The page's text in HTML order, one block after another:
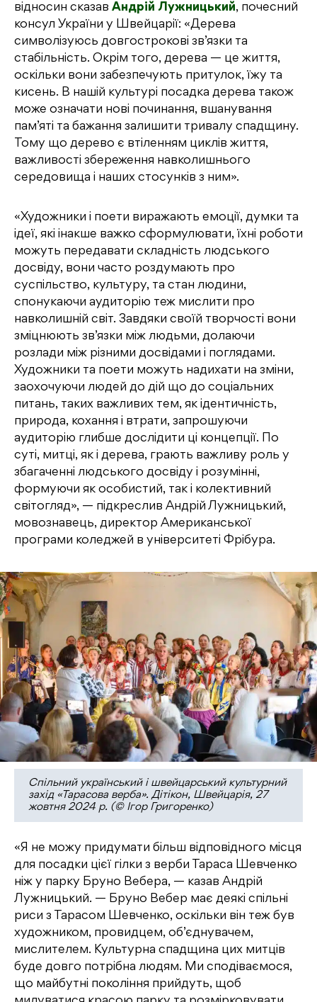
відносин сказав Андрій Лужницький, почесний
консул України у Швейцарії: «Дерева
символізуюсь довгострокові зв’язки та
стабільність. Окрім того, дерева — це життя,
оскільки вони забезпечують притулок, їжу та
кисень. В нашій культурі посадка дерева також
може означати нові починання, вшанування
пам’яті та бажання залишити тривалу спадщину.
Тому що дерево є втіленням циклів життя,
важливості збереження навколишнього
середовища і наших стосунків з ним».
«Художники і поети виражають емоції, думки та
ідеї, які інакше важко сформулювати, їхні роботи
можуть передавати складність людського
досвіду, вони часто роздумають про
суспільство, культуру, та стан людини,
спонукаючи аудиторію теж мислити про
навколишній світ. Завдяки своїй творчості вони
зміцнюють зв’язки між людьми, долаючи
розлади між різними досвідами і поглядами.
Художники та поети можуть надихати на зміни,
заохочуючи людей до дій що до соціальних
питань, таких важливих тем, як ідентичність,
природа, кохання і втрати, запрошуючи
аудиторію глибше дослідити ці концепції. По
суті, митці, як і дерева, грають важливу роль у
збагаченні людського досвіду і розумінні,
формуючи як особистий, так і колективний
світогляд», — підкреслив Андрій Лужницький,
мовознавець, директор Американської
програми коледжей в університеті Фрібура.
Спільний український і швейцарський культурний
захід «Тарасова верба». Дітікон, Швейцарія, 27
жовтня 2024 р. (© Ігор Григоренко)
«Я не можу придумати більш відповідного місця
для посадки цієї гілки з верби Тараса Шевченко
ніж у парку Бруно Вебера, — казав Андрій
Лужницький. — Бруно Вебер має деякі спільні
риси з Тарасом Шевченко, оскільки він теж був
художником, провидцем, об’єднувачем,
мислителем. Культурна спадщина цих митців
буде довго потрібна людям. Ми сподіваємося,
що майбутні покоління прийдуть, щоб